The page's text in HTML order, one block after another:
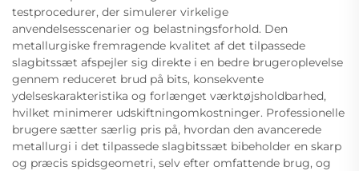
testprocedurer, der simulerer virkelige
anvendelsesscenarier og belastningsforhold. Den
metallurgiske fremragende kvalitet af det tilpassede
slagbitssæt afspejler sig direkte i en bedre brugeroplevelse
gennem reduceret brud på bits, konsekvente
ydelseskarakteristika og forlænget værktøjsholdbarhed,
hvilket minimerer udskiftningomkostninger. Professionelle
brugere sætter særlig pris på, hvordan den avancerede
metallurgi i det tilpassede slagbitssæt bibeholder en skarp
og præcis spidsgeometri, selv efter omfattende brug, og